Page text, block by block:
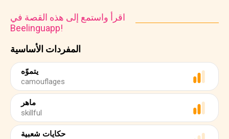
المفردات الأساسية
يتموّه
camouflages
ماهر
skillful
حكايات شعبية
اقرأ واستمع إلى هذه القصة في
Beelinguapp!